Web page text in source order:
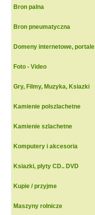
Bron palna
Bron pneumatyczna
Domeny internetowe, portale
Foto - Video
Gry, Filmy, Muzyka, Ksiazki
Kamienie polszlachetne
Kamienie szlachetne
Komputery i akcesoria
Ksiazki, plyty CD.. DVD
Kupie / przyjme
Maszyny rolnicze